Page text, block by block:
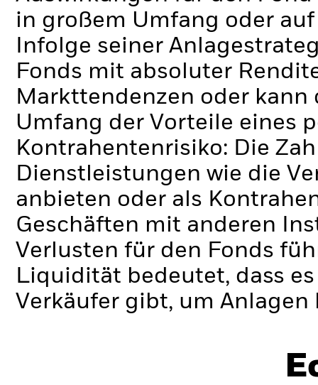
in großem Umfang oder
Infolge seiner
Fonds mit absoluter
Markttendenzen oder
Umfang der Vorteile eines
Kontrahentenrisiko: Die
Dienstleistungen wie die
anbieten oder als
Geschäften mit anderen
Verlusten für den Fonds
Liquidität bedeutet, dass
Verkäufer gibt, um